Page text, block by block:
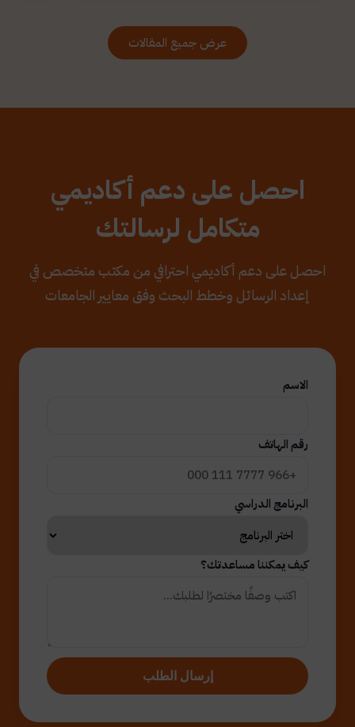
عرض جميع المقالات
احصل على دعم أكاديمي
متكامل لرسالتك
احصل على دعم أكاديمي احترافي من مكتب متخصص في
إعداد الرسائل وخطط البحث وفق معايير الجامعات
الاسم
رقم الهاتف
البرنامج الدراسي
كيف يمكننا مساعدتك؟
إرسال الطلب